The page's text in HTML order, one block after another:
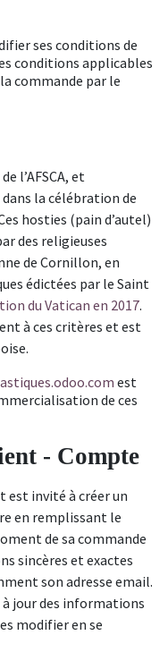
ses conditions de
conditions applicables
commande par le
l’AFSCA, et
la célébration de
hosties (pain d’autel)
des religieuses
de Cornillon, en
édictées par le Saint
du Vatican en 2017.
à ces critères et est
est
de ces
- Compte
est invité à créer un
en remplissant le
de sa commande
sincères et exactes
son adresse email.
jour des informations
modifier en se